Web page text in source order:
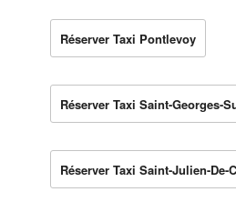
Réserver Taxi Pontlevoy
Réserver Taxi Saint-Georges-
Réserver Taxi Saint-Julien-De-